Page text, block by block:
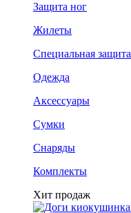
Защита ног
Жилеты
Специальная защита
Одежда
Аксессуары
Сумки
Снаряды
Комплекты
Хит продаж